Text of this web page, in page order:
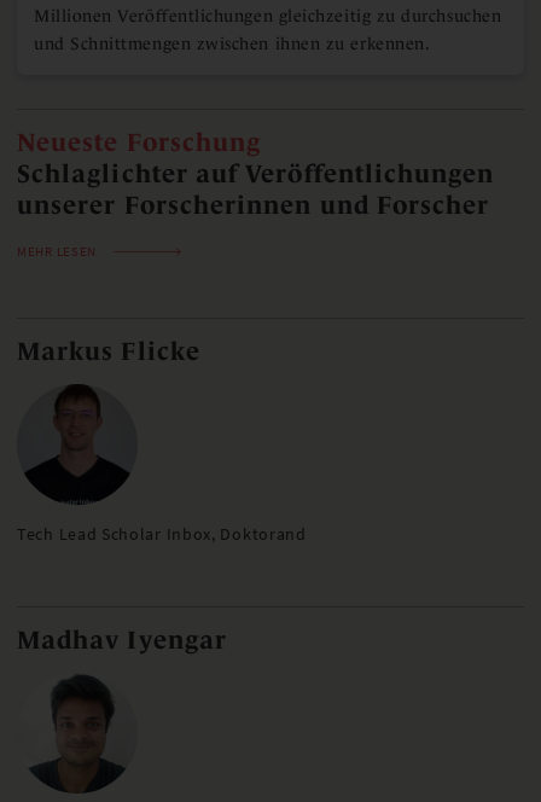
Millionen Veröffentlichungen gleichzeitig zu durchsuchen
und Schnittmengen zwischen ihnen zu erkennen.
Neueste Forschung
Schlaglichter auf Veröffentlichungen
unserer Forscherinnen und Forscher
MEHR LESEN
Markus Flicke
Tech Lead Scholar Inbox, Doktorand
Madhav Iyengar